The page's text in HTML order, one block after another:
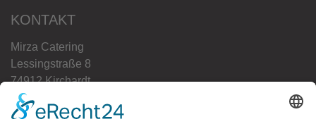
KONTAKT
Mirza Catering
Lessingstraße 8
74912 Kirchardt
Tel.:+49 (0) 1514 617 4615